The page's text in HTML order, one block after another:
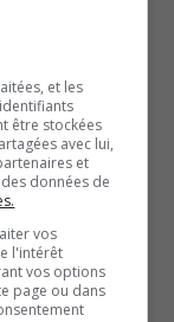
l’est
ans à Gatineau.
facile, la
comprendre,
chose ou
ça que je
il faut être sûr
et les
être stockées
avec lui,
et
données de
vos
l'intérêt
vos options
page ou dans